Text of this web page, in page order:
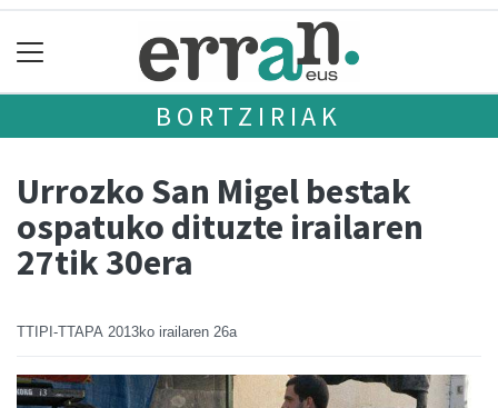
BORTZIRIAK
Urrozko San Migel bestak
ospatuko dituzte irailaren
27tik 30era
TTIPI-TTAPA 2013ko irailaren 26a